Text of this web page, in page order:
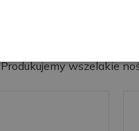
Produkujemy wszelakie